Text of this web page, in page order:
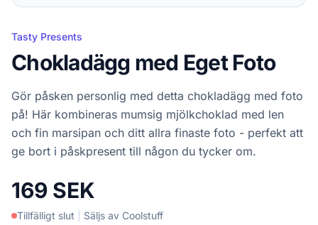
Tasty Presents
Chokladägg med Eget Foto
Gör påsken personlig med detta chokladägg med foto
på! Här kombineras mumsig mjölkchoklad med len
och fin marsipan och ditt allra finaste foto - perfekt att
ge bort i påskpresent till någon du tycker om.
169 SEK
Tillfälligt slut Säljs av Coolstuff